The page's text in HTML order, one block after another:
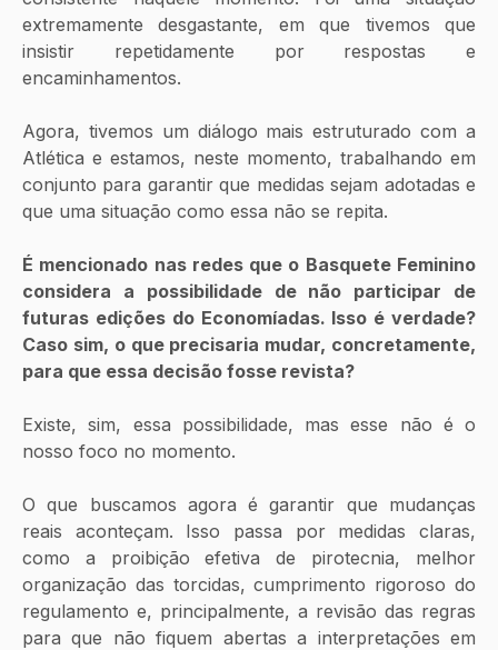
extremamente desgastante, em que tivemos que
insistir repetidamente por respostas e
encaminhamentos.
Agora, tivemos um diálogo mais estruturado com a
Atlética e estamos, neste momento, trabalhando em
conjunto para garantir que medidas sejam adotadas e
que uma situação como essa não se repita.
É mencionado nas redes que o Basquete Feminino
considera a possibilidade de não participar de
futuras edições do Economíadas. Isso é verdade?
Caso sim, o que precisaria mudar, concretamente,
para que essa decisão fosse revista?
Existe, sim, essa possibilidade, mas esse não é o
nosso foco no momento.
O que buscamos agora é garantir que mudanças
reais aconteçam. Isso passa por medidas claras,
como a proibição efetiva de pirotecnia, melhor
organização das torcidas, cumprimento rigoroso do
regulamento e, principalmente, a revisão das regras
para que não fiquem abertas a interpretações em